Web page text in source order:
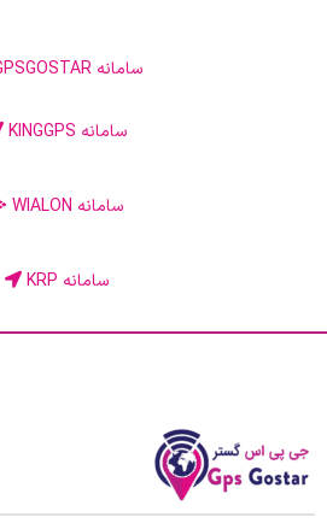
سامانه GPSGOSTAR
سامانه KINGGPS
سامانه WIALON
سامانه KRP